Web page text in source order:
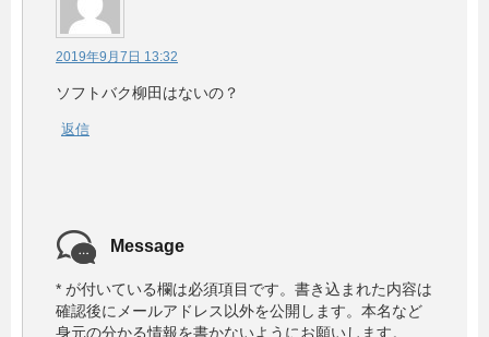
2019年9月7日 13:32
ソフトバク柳田はないの？
返信
Message
* が付いている欄は必須項目です。 書き込まれた内容は
確認後にメールアドレス以外を公開します。本名など
身元の分かる情報を書かないようにお願いします。